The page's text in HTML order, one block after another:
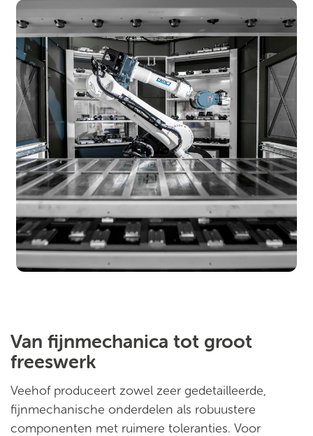
Van fijnmechanica tot groot
freeswerk
Veehof produceert zowel zeer gedetailleerde,
fijnmechanische onderdelen als robuustere
componenten met ruimere toleranties. Voor